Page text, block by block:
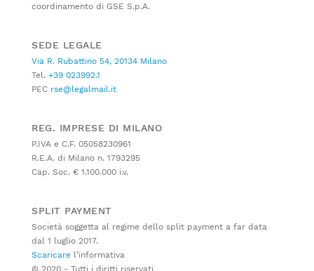
coordinamento di GSE S.p.A.
SEDE LEGALE
Via R. Rubattino 54, 20134 Milano
Tel. +39 023992.1
PEC rse@legalmail.it
REG. IMPRESE DI MILANO
P.IVA e C.F. 05058230961
R.E.A. di Milano n. 1793295
Cap. Soc. € 1.100.000 i.v.
SPLIT PAYMENT
Società soggetta al regime dello split payment a far data
dal 1 luglio 2017.
Scaricare l’informativa
© 2020 - Tutti i diritti riservati